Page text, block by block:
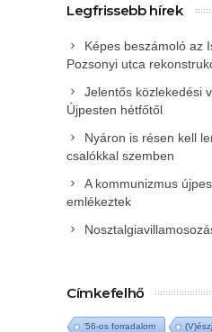
Legfrissebb hírek
Képes beszámoló az
Pozsonyi utca
Jelentős közlekedési
Újpesten hétfőtől
Nyáron is résen kell
csalókkal szemben
A kommunizmus
emlékeztek
Címkefelhő
'56-os forradalom